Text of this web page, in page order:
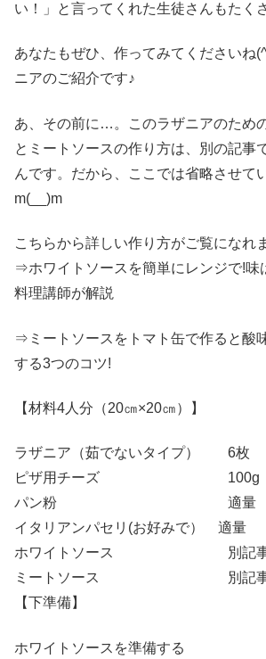
い！」と言ってくれた生徒さんもたく
あなたもぜひ、作ってみてくださいね
ニアのご紹介です♪
あ、その前に…。このラザニアのため
とミートソースの作り方は、別の記事
んです。だから、ここでは省略させて
m(__)m
こちらから詳しい作り方がご覧になれ
⇒ホワイトソースを簡単にレンジで!味
料理講師が解説
⇒ミートソースをトマト缶で作ると酸
する3つのコツ!
【材料4人分（20㎝×20㎝）】
ラザニア（茹でないタイプ） 6枚
ピザ用チーズ 100g
パン粉 適量
イタリアンパセリ(お好みで） 適量
ホワイトソース 別記事
ミートソース 別記事
【下準備】
ホワイトソースを準備する